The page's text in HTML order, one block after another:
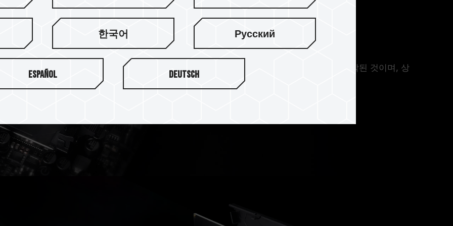
장인 정신
VULCANα DDR5 방열판은 알루미늄 합금 스탬핑 공정으로 제작된 것이며, 상
단의 구조는 버클형 디자인으로 내구성이 뛰어나다.
한국어 Русский
Español Deutsch